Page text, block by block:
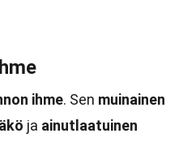
ihme. Sen muinainen
ja ainutlaatuinen